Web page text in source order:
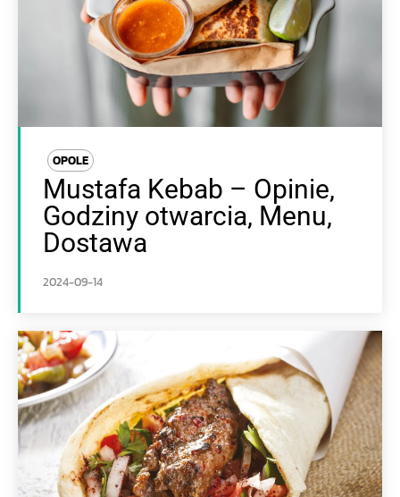
OPOLE
Mustafa Kebab – Opinie,
Godziny otwarcia, Menu,
Dostawa
2024-09-14